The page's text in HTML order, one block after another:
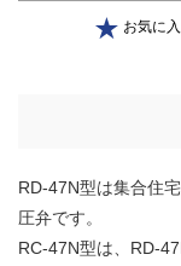
お気に
RD-47N型は集合住
圧弁です。
RC-47N型は、RD-